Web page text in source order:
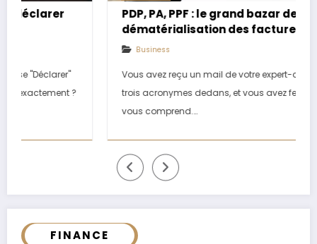
PDP, PA, PPF : le grand bazar de la
dématérialisation des factures enfin
Vous avez reçu un mail de votre expert-comptable avec
trois acronymes dedans, et vous avez fermé l'onglet. On
FINANCE